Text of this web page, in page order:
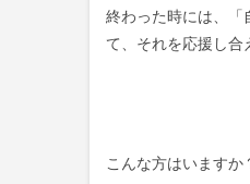
終わった時には、「
て、それを応援し合
こんな方はいますか